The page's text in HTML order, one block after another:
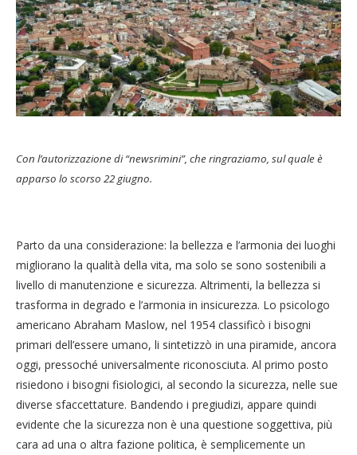
Con l’autorizzazione di “newsrimini”, che ringraziamo, sul quale è
apparso lo scorso 22 giugno.
Parto da una considerazione: la bellezza e l’armonia dei luoghi
migliorano la qualità della vita, ma solo se sono sostenibili a
livello di manutenzione e sicurezza. Altrimenti, la bellezza si
trasforma in degrado e l’armonia in insicurezza. Lo psicologo
americano Abraham Maslow, nel 1954 classificò i bisogni
primari dell’essere umano, li sintetizzò in una piramide, ancora
oggi, pressoché universalmente riconosciuta. Al primo posto
risiedono i bisogni fisiologici, al secondo la sicurezza, nelle sue
diverse sfaccettature. Bandendo i pregiudizi, appare quindi
evidente che la sicurezza non è una questione soggettiva, più
cara ad una o altra fazione politica, è semplicemente un